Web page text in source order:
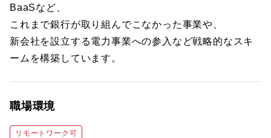
BaaSなど、
これまで銀行が取り組んでこなかった事業や、
新会社を設立する電力事業への参入など戦略的なスキ
ームを構築しています。
職場環境
リモートワーク可